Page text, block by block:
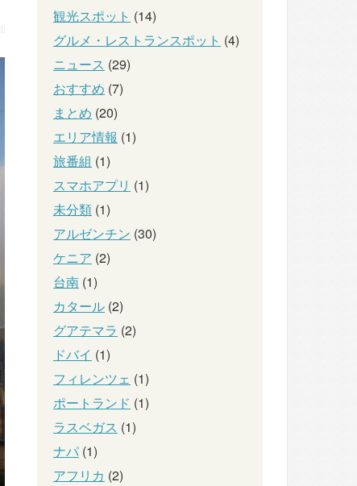
観光スポット (14)
グルメ・レストランスポット (4)
ニュース (29)
おすすめ (7)
まとめ (20)
エリア情報 (1)
旅番組 (1)
スマホアプリ (1)
未分類 (1)
アルゼンチン (30)
ケニア (2)
台南 (1)
カタール (2)
グアテマラ (2)
ドバイ (1)
フィレンツェ (1)
ポートランド (1)
ラスベガス (1)
ナパ (1)
アフリカ (2)